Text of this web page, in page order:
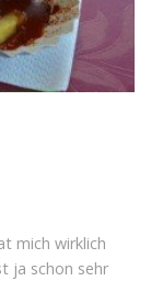
mich wirklich
ja schon sehr